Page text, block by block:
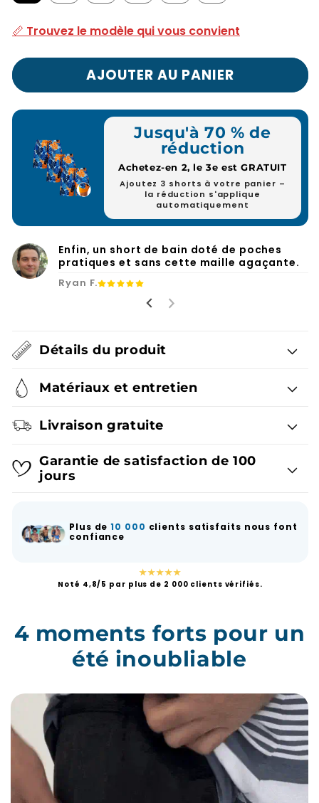
📏 Trouvez le modèle qui vous convient
AJOUTER AU PANIER
Jusqu'à 70 % de
réduction
Achetez-en 2, le 3e est GRATUIT
Ajoutez 3 shorts à votre panier –
la réduction s'applique
automatiquement
Enfin, un short de bain doté de poches
pratiques et sans cette maille agaçante.
Ryan F.
Détails du produit
Matériaux et entretien
Livraison gratuite
Garantie de satisfaction de 100
jours
Plus de10 000 clients satisfaits nous font
confiance
★★★★★
Noté 4,8/5 par plus de 2 000 clients vérifiés.
4 moments forts pour un
été inoubliable